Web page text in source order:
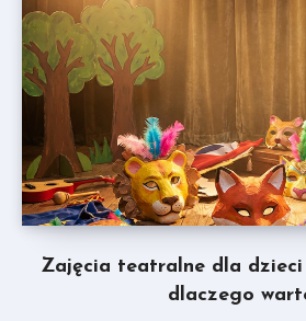
Zajęcia teatralne dla
dlaczego